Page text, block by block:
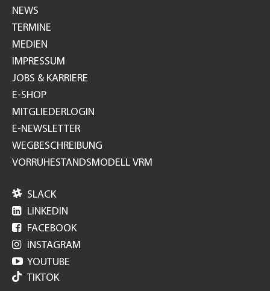
NEWS
TERMINE
MEDIEN
IMPRESSUM
JOBS & KARRIERE
E-SHOP
MITGLIEDERLOGIN
E-NEWSLETTER
WEGBESCHREIBUNG
VORRUHESTANDSMODELL VRM
 SLACK
 LINKEDIN
 FACEBOOK
 INSTAGRAM
 YOUTUBE
TIKTOK